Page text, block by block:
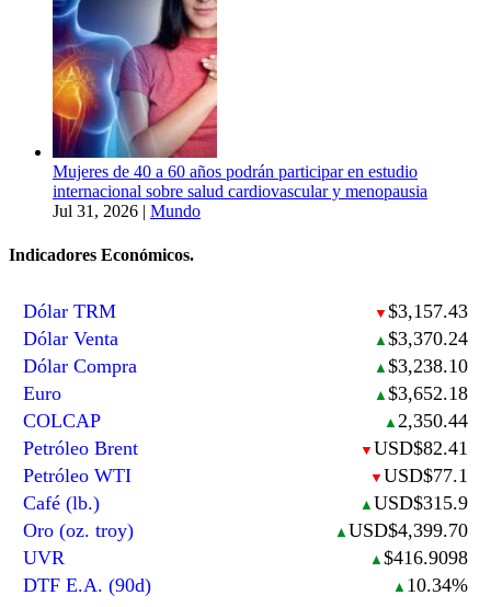
Mujeres de 40 a 60 años podrán participar en estudio
internacional sobre salud cardiovascular y menopausia
Jul 31, 2026 | Mundo
Indicadores Económicos.
Dólar TRM ▼ $3,157.43
Dólar Venta
▲ $3,370.24
Dólar Compra
▲ $3,238.10
Euro
▲ $3,652.18
COLCAP
▲ 2,350.44
Petróleo Brent
▼ USD$82.41
Petróleo WTI
▼ USD$77.1
Café (lb.)
▲ USD$315.9
Oro (oz. troy)
▲ USD$4,399.70
UVR
▲ $416.9098
DTF E.A. (90d)
▲ 10.34%